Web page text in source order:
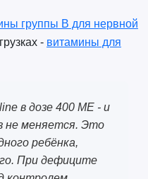
группы B для нервной
- витамины для
в дозе 400 МЕ - и
не меняется. Это
ребёнка,
При дефиците